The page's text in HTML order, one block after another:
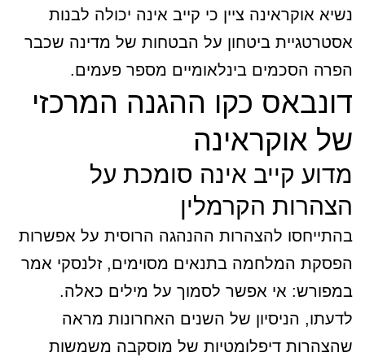
נשיא אוקראינה ציין כי קייב אינה יכולה לבנות
אסטרטגיית ביטחון על הבטחות של מדינה שכבר
הפרה הסכמים בינלאומיים מספר פעמים.
דונבאס כקו ההגנה המרכזי
של אוקראינה
מדוע קייב אינה סומכת על
הצהרות הקרמלין
בהתייחסו להצהרות ההנהגה הרוסית על אפשרות
הפסקת המלחמה בתנאים מסוימים, זלנסקי אמר
במפורש: אי אפשר לסמוך על מילים כאלה.
לדעתו, הניסיון של השנים האחרונות מראה
שהצהרות דיפלומטיות של מוסקבה משמשות